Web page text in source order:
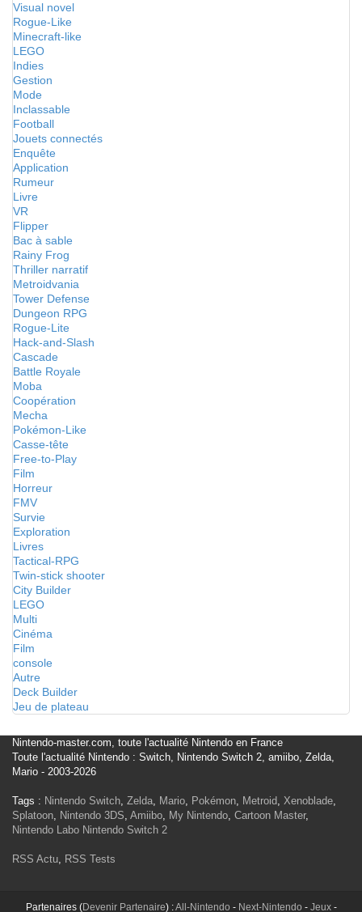
Visual novel
Rogue-Like
Minecraft-like
LEGO
Indies
Gestion
Mode
Inclassable
Football
Jouets connectés
Enquête
Application
Rumeur
Livre
VR
Flipper
Bac à sable
Rainy Frog
Thriller narratif
Metroidvania
Tower Defense
Dungeon RPG
Rogue-Lite
Hack-and-Slash
Cascade
Battle Royale
Moba
Coopération
Mecha
Pokémon-Like
Casse-tête
Free-to-Play
Film
Horreur
FMV
Survie
Exploration
Livres
Tactical-RPG
Twin-stick shooter
City Builder
LEGO
Multi
Cinéma
Film
console
Autre
Deck Builder
Jeu de plateau
Nintendo-master.com, toute l'actualité Nintendo en France
Toute l'actualité Nintendo : Switch, Nintendo Switch 2, amiibo, Zelda,
Mario - 2003-2026
Tags : Nintendo Switch, Zelda, Mario, Pokémon, Metroid, Xenoblade,
Splatoon, Nintendo 3DS, Amiibo, My Nintendo, Cartoon Master,
Nintendo Labo Nintendo Switch 2
RSS Actu, RSS Tests
Partenaires (Devenir Partenaire) :All-Nintendo - Next-Nintendo - Jeux-